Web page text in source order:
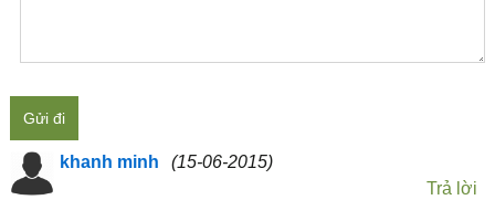
Gửi đi
khanh minh
(15-06-2015)
Trả lời